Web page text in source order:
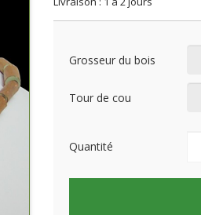
Grosseur du bois
Tour de cou
Quantité